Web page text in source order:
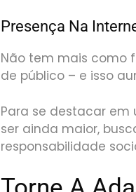
Presença Na
Não tem mais como
de público – e isso
Para se destacar
ser ainda maior,
responsabilidade